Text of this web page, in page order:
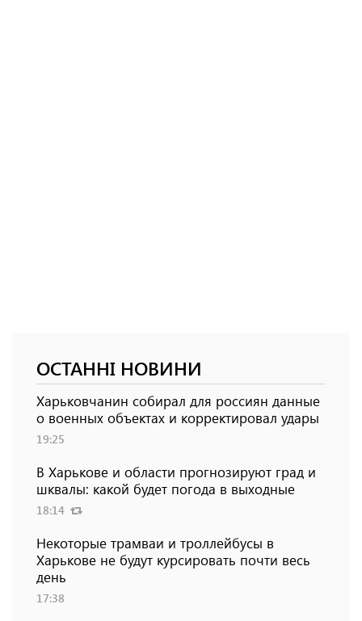
ОСТАННІ НОВИНИ
Харьковчанин собирал для россиян данные
о военных объектах и ​​корректировал удары
19:25
В Харькове и области прогнозируют град и
шквалы: какой будет погода в выходные
18:14
Некоторые трамваи и троллейбусы в
Харькове не будут курсировать почти весь
день
17:38